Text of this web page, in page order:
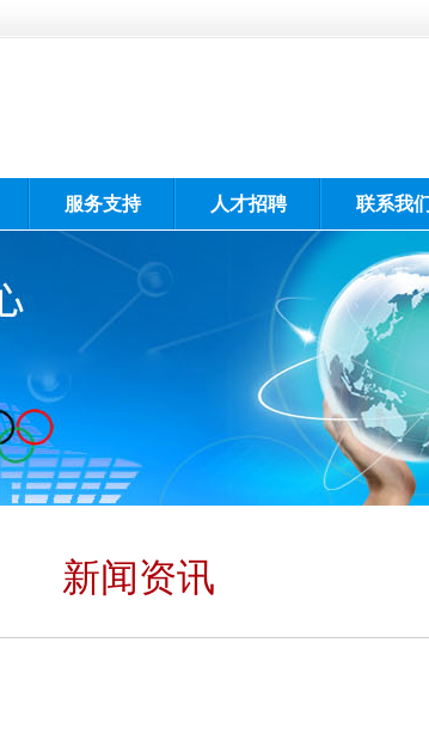
服务支持 人才招聘 联系我们
新闻资讯